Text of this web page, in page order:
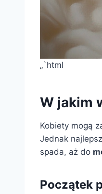
„`html
W jakim
Kobiety mogą
Jednak
spada, aż do
Początek